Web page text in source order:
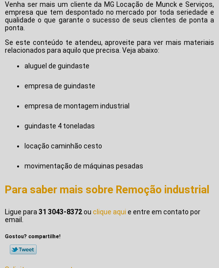
Venha ser mais um cliente da MG Locação de Munck e Serviços,
empresa que tem despontado no mercado por toda seriedade e
qualidade o que garante o sucesso de seus clientes de ponta a
ponta.
Se este conteúdo te atendeu, aproveite para ver mais materiais
relacionados para aquilo que precisa. Veja abaixo:
aluguel de guindaste
empresa de guindaste
empresa de montagem industrial
guindaste 4 toneladas
locação caminhão cesto
movimentação de máquinas pesadas
Para saber mais sobre Remoção industrial
Ligue para 31 3043-8372ou clique aqui e entre em contato por
email.
Gostou? compartilhe!